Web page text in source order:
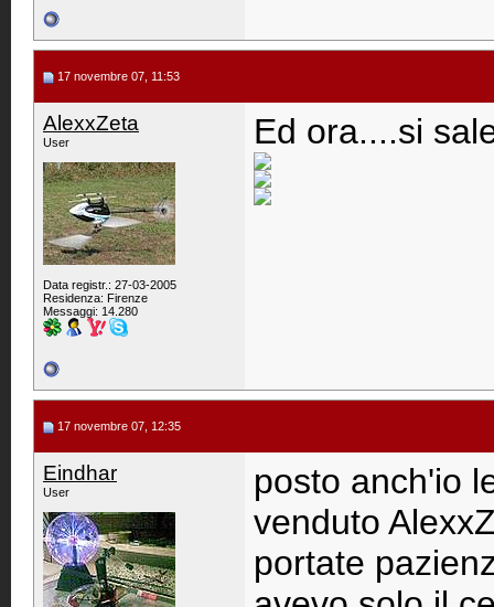
17 novembre 07, 11:53
AlexxZeta
User
Data registr.: 27-03-2005
Residenza: Firenze
Messaggi: 14.280
Ed ora....si
17 novembre 07, 12:35
Eindhar
User
posto anch'io
venduto
portate